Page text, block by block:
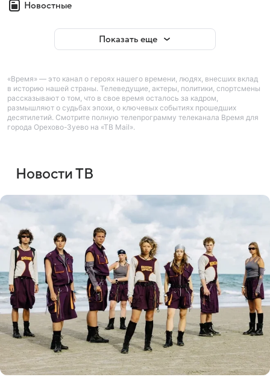
Новостные
Показать еще
«Время» — это канал о героях нашего времени, людях, внесших вклад
в историю нашей страны. Телеведущие, актеры, политики, спортсмены
рассказывают о том, что в свое время осталось за кадром,
размышляют о судьбах эпохи, о ключевых событиях прошедших
десятилетий. Смотрите полную телепрограмму телеканала Время для
города Орехово-Зуево на «ТВ Mail».
Новости ТВ